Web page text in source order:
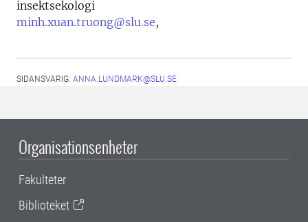
insektsekologi
minh.xuan.truong@slu.se,
SIDANSVARIG: ANNA.LUNDMARK@SLU.SE
Organisationsenheter
Fakulteter
Biblioteket